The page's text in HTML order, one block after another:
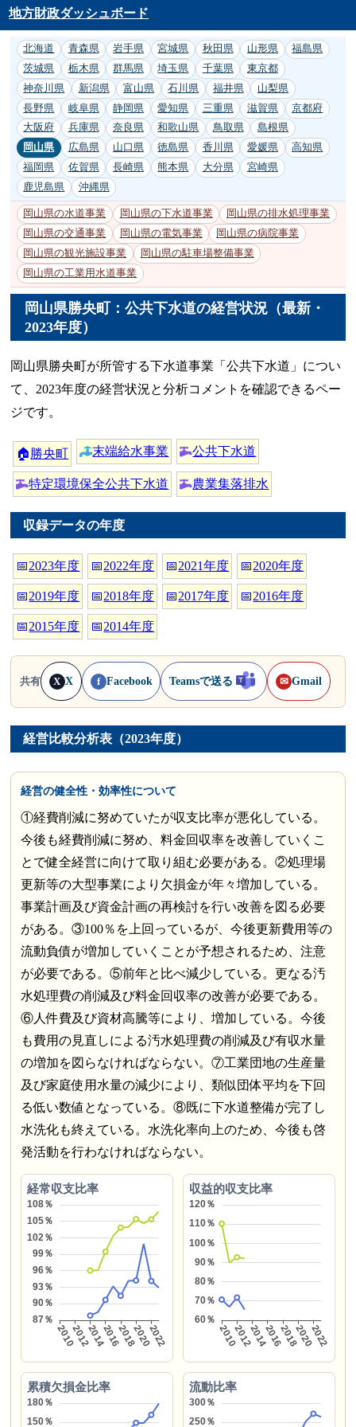
地方財政ダッシュボード
北海道 青森県 岩手県 宮城県 秋田県 山形県
福島県
茨城県
栃木県 群馬県 埼玉県 千葉県
東京都
神奈川県
新潟県 富山県 石川県 福井県
山梨県
長野県
岐阜県 静岡県 愛知県 三重県 滋賀県
京都府
大阪府
兵庫県 奈良県 和歌山県 鳥取県
島根県
岡山県
広島県 山口県 徳島県 香川県 愛媛県
高知県
福岡県
佐賀県 長崎県 熊本県 大分県
宮崎県
鹿児島県
沖縄県
岡山県の水道事業 岡山県の下水道事業
岡山県の排水処理事業
岡山県の交通事業
岡山県の電気事業
岡山県の病院事業
岡山県の観光施設事業
岡山県の駐車場整備事業
岡山県の工業用水道事業
岡山県勝央町：公共下水道の経営状況（最新・
2023年度）
岡山県勝央町が所管する下水道事業「公共下水道」につい
て、2023年度の経営状況と分析コメントを確認できるペー
ジです。
🏠勝央町 末端給水事業 公共下水道
特定環境保全公共下水道 農業集落排水
収録データの年度
📅2023年度 📅2022年度 📅2021年度 📅2020年度
📅2019年度 📅2018年度 📅2017年度 📅2016年度
📅2015年度 📅2014年度
共有 X X f Facebook Teamsで送る ✉ Gmail
経営比較分析表（2023年度）
経営の健全性・効率性について
①経費削減に努めていたが収支比率が悪化している。
今後も経費削減に努め、料金回収率を改善していくこ
とで健全経営に向けて取り組む必要がある。②処理場
更新等の大型事業により欠損金が年々増加している。
事業計画及び資金計画の再検討を行い改善を図る必要
がある。③100％を上回っているが、今後更新費用等の
流動負債が増加していくことが予想されるため、注意
が必要である。⑤前年と比べ減少している。更なる汚
水処理費の削減及び料金回収率の改善が必要である。
⑥人件費及び資材高騰等により、増加している。今後
も費用の見直しによる汚水処理費の削減及び有収水量
の増加を図らなければならない。⑦工業団地の生産量
及び家庭使用水量の減少により、類似団体平均を下回
る低い数値となっている。⑧既に下水道整備が完了し
水洗化も終えている。水洗化率向上のため、今後も啓
発活動を行わなければならない。
経常収支比率 収益的収支比率
累積欠損金比率 流動比率